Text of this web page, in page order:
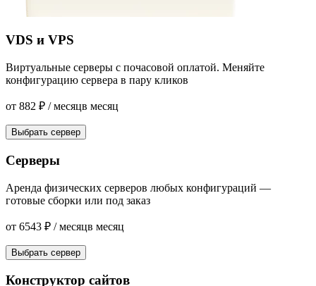
VDS и VPS
Виртуальные серверы с почасовой оплатой. Меняйте
конфигурацию сервера в пару кликов
от 882 ₽ / месяцв месяц
Выбрать сервер
Серверы
Аренда физических серверов любых конфигураций —
готовые сборки или под заказ
от 6543 ₽ / месяцв месяц
Выбрать сервер
Конструктор сайтов